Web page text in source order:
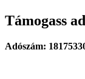
Támogass
Adószám: